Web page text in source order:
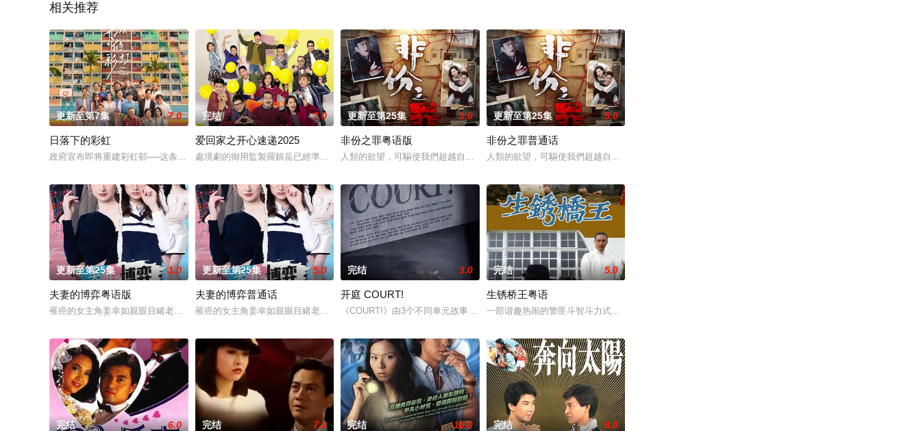
相关推荐
更新至第7集 7.0
日落下的彩虹
政府宣布即将重建彩虹邨──这条超过60年的名牌屋邨，满载香港情怀，是几代人的成长与回忆。 剧集以七个
完结 7.0
爱回家之开心速递2025
處境劇的御用監製羅鎮岳已經準備開拍新一套處境劇，暫定叫《愛．回家之開心速遞》，「過往的處境劇都是以家
更新至第25集 3.0
非份之罪粤语版
人類的欲望，可驅使我們超越自我，然而，當欲望失控，過份貪圖金錢與權勢、追求不屬於自己的愛，非份之想被
更新至第25集 5.0
非份之罪普通话
人類的欲望，可驅使我們超越自我，然而，當欲望失控，過份貪圖金錢與權勢、追求不屬於自己的愛，非份之
更新至第25集 1.0
夫妻的博弈粤语版
罹癌的女主角姜幸如親眼目睹老公和她唯一的閨蜜的姦情，慘遭兩人狠下毒手。坎坷的她竟然「死而復生」，奇迹
更新至第25集 5.0
夫妻的博弈普通话
罹癌的女主角姜幸如親眼目睹老公和她唯一的閨蜜的姦情，慘遭兩人狠下毒手。坎坷的她竟然「死而復生」，奇迹
完结 3.0
开庭 COURT!
《COURT!》由3个不同单元故事组成，描绘基于不同观点角度、难以致信的巧合或为了维护更公平的法律原
完结 5.0
生锈桥王粤语
一部谐趣热闹的警匪斗智斗力式剧集。 二十世纪初期的香港，海盗为患，其中以汪洋大盗谭照保﹝秦煌﹞势力
完结 6.0 完结 7.0 完结 10.0 完结 8.0